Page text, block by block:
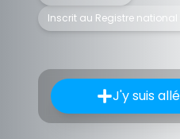
Inscrit au Registre national
J'y suis allé